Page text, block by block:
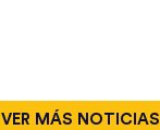
VER MÁS NOTICIAS